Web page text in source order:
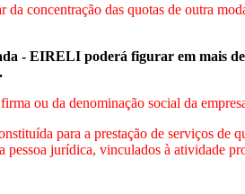
concentração das quotas de outra
- EIRELI poderá figurar em mais de
ou da denominação social da
para a prestação de serviços de
pessoa jurídica, vinculados à atividade